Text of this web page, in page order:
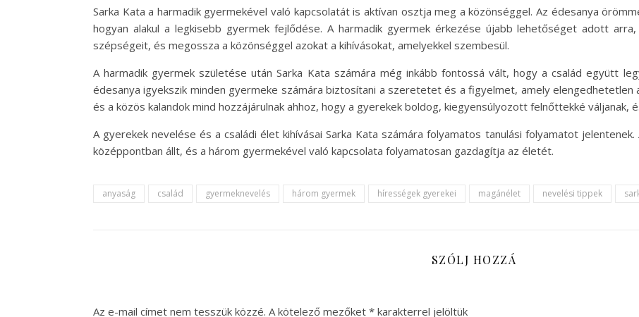
Sarka Kata a harmadik gyermekével való kapcsolatát is aktívan osztja meg a közönséggel. Az édesanya
hogyan alakul a legkisebb gyermek fejlődése. A harmadik gyermek érkezése újabb lehetőséget adott
szépségeit, és megossza a közönséggel azokat a kihívásokat, amelyekkel szembesül.
A harmadik gyermek születése után Sarka Kata számára még inkább fontossá vált, hogy a család együtt
édesanya igyekszik minden gyermeke számára biztosítani a szeretetet és a figyelmet, amely
és a közös kalandok mind hozzájárulnak ahhoz, hogy a gyerekek boldog, kiegyensúlyozott felnőttekké váljanak,
A gyerekek nevelése és a családi élet kihívásai Sarka Kata számára folyamatos tanulási folyamatot
középpontban állt, és a három gyermekével való kapcsolata folyamatosan gazdagítja az életét.
anyaság család gyermeknevelés három gyermek hírességek gyerekei magánélet nevelési tippek
SZÓLJ HOZZÁ
Az e-mail címet nem tesszük közzé. A kötelező mezőket * karakterrel jelöltük